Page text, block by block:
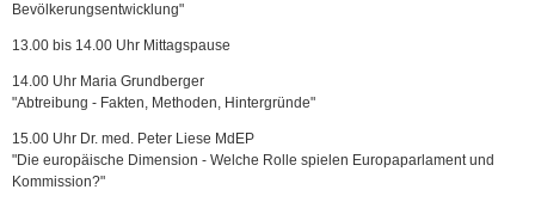
Bevölkerungsentwicklung"
13.00 bis 14.00 Uhr Mittagspause
14.00 Uhr Maria Grundberger
"Abtreibung - Fakten, Methoden, Hintergründe"
15.00 Uhr Dr. med. Peter Liese MdEP
"Die europäische Dimension - Welche Rolle spielen Europaparlament und
Kommission?"